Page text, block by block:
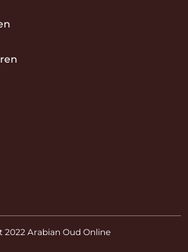
Arabian Oud Online